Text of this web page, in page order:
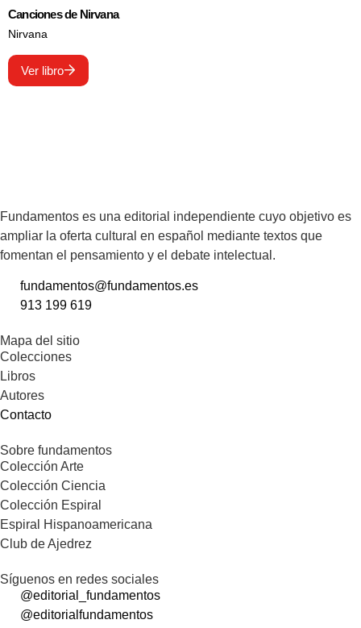
Canciones de Nirvana
Nirvana
Ver libro
Fundamentos es una editorial independiente cuyo objetivo es
ampliar la oferta cultural en español mediante textos que
fomentan el pensamiento y el debate intelectual.
fundamentos@fundamentos.es
913 199 619
Mapa del sitio
Colecciones
Libros
Autores
Contacto
Sobre fundamentos
Colección Arte
Colección Ciencia
Colección Espiral
Espiral Hispanoamericana
Club de Ajedrez
Síguenos en redes sociales
@editorial_fundamentos
@editorialfundamentos